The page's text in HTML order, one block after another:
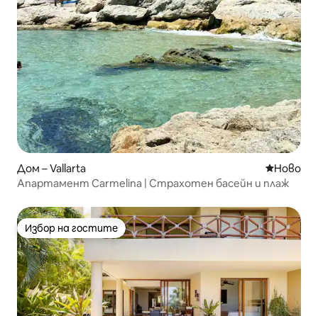
Дом – Vallarta Ново
Ново
Апартамент Carmelina | Страхотен басейн и плаж
Избор на гостите
Избор на гостите